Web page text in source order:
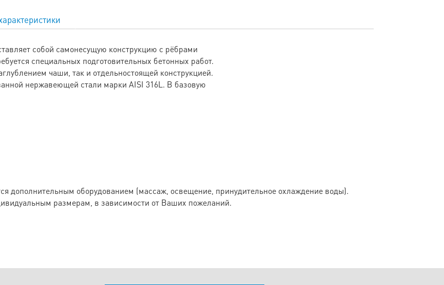
собой самонесущую конструкцию с рёбрами
специальных подготовительных бетонных работ.
чаши, так и отдельностоящей конструкцией.
нержавеющей стали марки AISI 316L. В базовую
дополнительным оборудованием (массаж, освещение, принудительное охлаждение воды).
размерам, в зависимости от Ваших пожеланий.